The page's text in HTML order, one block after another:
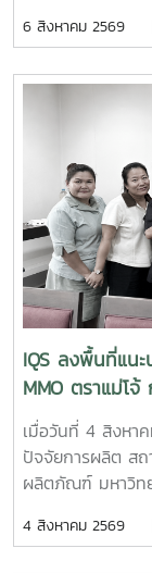
ข่ายผู้ให้บริการโค
จังหวัดเชียงใหม่
คำปรึกษาแก่ผู้ปร
จังหวัดใกล้เคียง
อำนวยการฝ่ายบ
พร้อมด้วยบุคลา
วิทยาศาสตร์ นาง
ธนาพร สอนหล้าว
ร่วมออกบูธแนะน
มาตรฐานผลิตภัณ
การพัฒนาผลิตภัณ
บริการผ่านระบบ
การแข่งขันของผู้ป
ร่วมมือระหว่างหน่
6 สิงหาคม
IQS ลงพื้นที่แน
MMO ตราแม่โ
สำหรับธุรกิจโรงแ
เมื่อวันที่ 4 สิงหา
ปัจจัยการผลิต ส
ผลิตภัณฑ์ มหาวิท
และสาธิตแนวทาง
4 สิงหาคม